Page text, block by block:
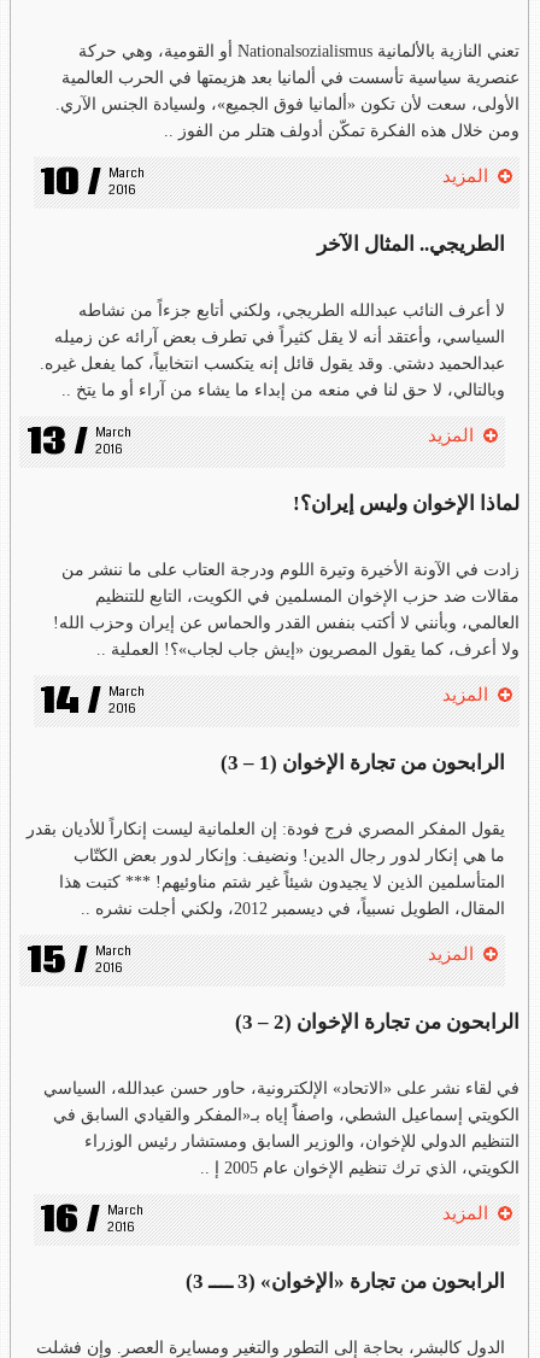
تعني النازية بالألمانية Nationalsozialismus أو القومية، وهي حركة
عنصرية سياسية تأسست في ألمانيا بعد هزيمتها في الحرب العالمية
الأولى، سعت لأن تكون «ألمانيا فوق الجميع»، ولسيادة الجنس الآري.
ومن خلال هذه الفكرة تمكّن أدولف هتلر من الفوز ..
10 / March
2016
المزيد
الطريجي.. المثال الآخر
لا أعرف النائب عبدالله الطريجي، ولكني أتابع جزءاً من نشاطه
السياسي، وأعتقد أنه لا يقل كثيراً في تطرف بعض آرائه عن زميله
عبدالحميد دشتي. وقد يقول قائل إنه يتكسب انتخابياً، كما يفعل غيره.
وبالتالي، لا حق لنا في منعه من إبداء ما يشاء من آراء أو ما يتخ ..
13 / March
2016
المزيد
لماذا الإخوان وليس إيران؟!
زادت في الآونة الأخيرة وتيرة اللوم ودرجة العتاب على ما ننشر من
مقالات ضد حزب الإخوان المسلمين في الكويت، التابع للتنظيم
العالمي، وبأنني لا أكتب بنفس القدر والحماس عن إيران وحزب الله!
ولا أعرف، كما يقول المصريون «إيش جاب لجاب»؟! العملية ..
14 / March
2016
المزيد
الرابحون من تجارة الإخوان (1 – 3)
يقول المفكر المصري فرج فودة: إن العلمانية ليست إنكاراً للأديان بقدر
ما هي إنكار لدور رجال الدين! ونضيف: وإنكار لدور بعض الكتّاب
المتأسلمين الذين لا يجيدون شيئاً غير شتم مناوئيهم! *** كتبت هذا
المقال، الطويل نسبياً، في ديسمبر 2012، ولكني أجلت نشره ..
15 / March
2016
المزيد
الرابحون من تجارة الإخوان (2 – 3)
في لقاء نشر على «الاتحاد» الإلكترونية، حاور حسن عبدالله، السياسي
الكويتي إسماعيل الشطي، واصفاًَ إياه بـ«المفكر والقيادي السابق في
التنظيم الدولي للإخوان، والوزير السابق ومستشار رئيس الوزراء
الكويتي، الذي ترك تنظيم الإخوان عام 2005 إ ..
16 / March
2016
المزيد
الرابحون من تجارة «الإخوان» (3 ــــ 3)
الدول كالبشر، بحاجة إلى التطور والتغير ومسايرة العصر. وإن فشلت